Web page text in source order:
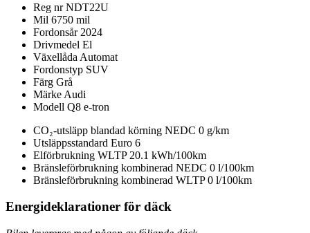
Reg nr NDT22U
Mil 6750 mil
Fordonsår 2024
Drivmedel El
Växellåda Automat
Fordonstyp SUV
Färg Grå
Märke Audi
Modell Q8 e-tron
CO₂-utsläpp blandad körning NEDC 0 g/km
Utsläppsstandard Euro 6
Elförbrukning WLTP 20.1 kWh/100km
Bränsleförbrukning kombinerad NEDC 0 l/100km
Bränsleförbrukning kombinerad WLTP 0 l/100km
Energideklarationer för däck